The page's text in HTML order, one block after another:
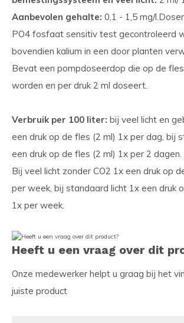
Aanbevolen gehalte: 0,1 - 1,5 mg/l.
PO4 fosfaat sensitiv test gecontroleerd
bovendien kalium in een door planten
Bevat een pompdoseerdop die op de
worden en per druk 2 ml doseert.
Verbruik per 100 liter: bij veel licht en
een druk op de fles (2 ml) 1x per dag, bij
een druk op de fles (2 ml) 1x per 2 dagen.
Bij veel licht zonder CO2 1x een druk op
per week, bij standaard licht 1x een druk
1x per week.
Heeft u een vraag over dit
Onze medewerker helpt u graag bij het
juiste product